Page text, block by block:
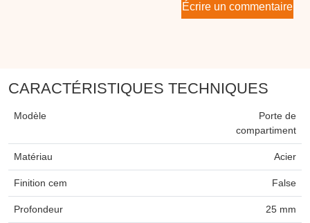
Écrire un commentaire
CARACTÉRISTIQUES TECHNIQUES
Modèle
Porte de
compartiment
Matériau Acier
Finition cem False
Profondeur 25 mm